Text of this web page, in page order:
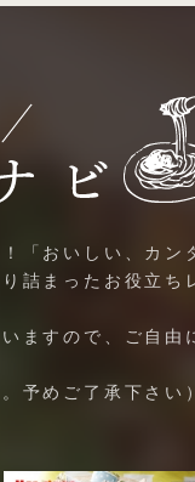
「おいしい、カン
詰まったお役立ち
ますので、ご自由
予めご了承下さい